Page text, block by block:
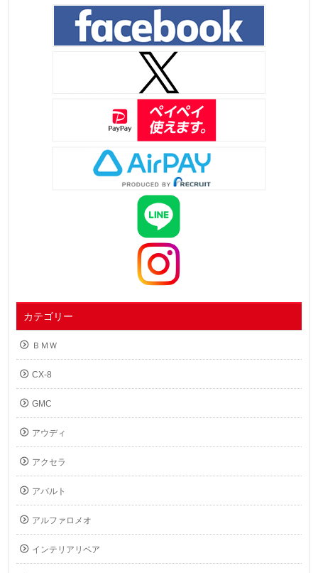
カテゴリー
ＢＭＷ
CX-8
GMC
アウディ
アクセラ
アバルト
アルファロメオ
インテリアリペア